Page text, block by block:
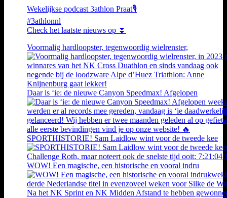
Wekelijkse podcast 3athlon Praat🎙️
#3athlonnl
Check het laatste nieuws op ⏬
Voormalig hardloopster, tegenwoordig wielrenster,
Daar is ‘ie: de nieuwe Canyon Speedmax! Afgelopen
SPORTHISTORIE! Sam Laidlow wint voor de tweede kee
WOW! Een magische, een historische en vooral indru